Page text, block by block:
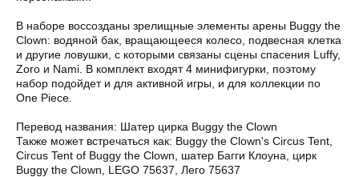
В наборе воссозданы зрелищные элементы арены Buggy the
Clown: водяной бак, вращающееся колесо, подвесная клетка
и другие ловушки, с которыми связаны сцены спасения Luffy,
Zoro и Nami. В комплект входят 4 минифигурки, поэтому
набор подойдет и для активной игры, и для коллекции по
One Piece.
Перевод названия: Шатер цирка Buggy the Clown
Также может встречаться как: Buggy the Clown's Circus Tent,
Circus Tent of Buggy the Clown, шатер Багги Клоуна, цирк
Buggy the Clown, LEGO 75637, Лего 75637
Оплата частями
Оплатите сегодня 25% стоимости покупки
картой любого банка, остальное — тремя
платежами раз в две недели.